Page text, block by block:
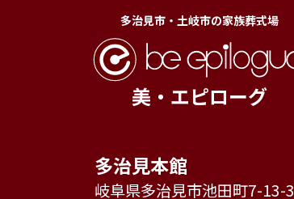
多治見市・土岐市の家族葬式場
美・エピローグ
多治見本館
岐阜県多治見市池田町7-13-3